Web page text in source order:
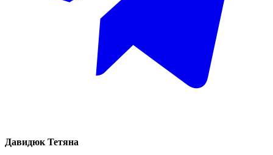
Давидюк Тетяна